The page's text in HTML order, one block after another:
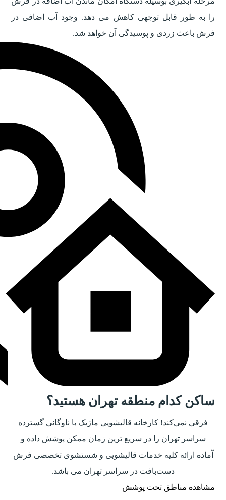
را به طور قابل توجهی کاهش می دهد. وجود آب اضافی در
فرش باعث زردی و پوسیدگی آن خواهد شد.
ساکن کدام منطقه تهران هستید؟
فرقی نمی‌کند! کارخانه قالیشویی ماژیک با ناوگانی گسترده
سراسر تهران را در سریع ترین زمان ممکن پوشش داده و
آماده ارائه کلیه خدمات قالیشویی و شستشوی تخصصی فرش
دست‌بافت در سراسر تهران می باشد.
مشاهده مناطق تحت پوشش